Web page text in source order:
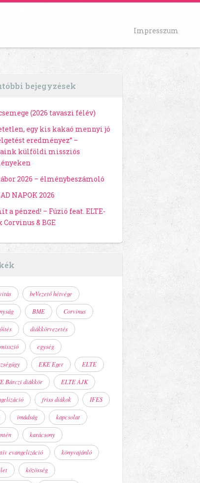
Impresszum
bejegyzések
(2026 tavaszi félév)
egy kis kakaó mennyi jó
eredményez” –
külföldi missziós
2026 – élménybeszámoló
NAPOK 2026
a pénzed! – Fúzió feat. ELTE-
Corvinus & BGE
beVezető hétvége
BME Corvinus
diákkörvezetés
egység
EKE Eger ELTE
Bárczi diákkör ELTE ÁJK
friss diákok IFES
imádság kapcsolat
karácsony
evangelizáció könyvajánló
közösség